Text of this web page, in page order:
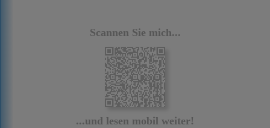
Scannen Sie mich...
...und lesen mobil weiter!